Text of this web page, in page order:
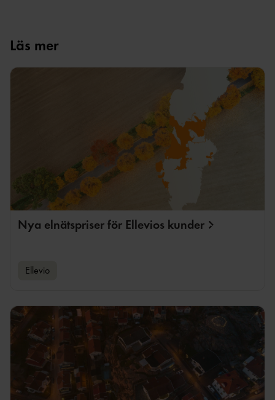
Läs mer
Nya elnätspriser för Ellevios kunder
Ellevio